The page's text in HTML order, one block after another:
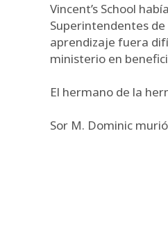
Vincent’s School
Superintendentes de
aprendizaje fuera
ministerio en
El hermano de la
Sor M. Dominic